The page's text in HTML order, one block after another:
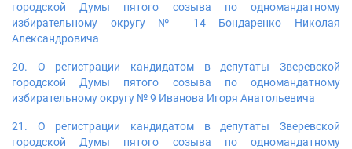
городской Думы пятого созыва по одномандатному
избирательному округу № 14 Бондаренко Николая
Александровича
20. О регистрации кандидатом в депутаты Зверевской
городской Думы пятого созыва по одномандатному
избирательному округу № 9 Иванова Игоря Анатольевича
21. О регистрации кандидатом в депутаты Зверевской
городской Думы пятого созыва по одномандатному